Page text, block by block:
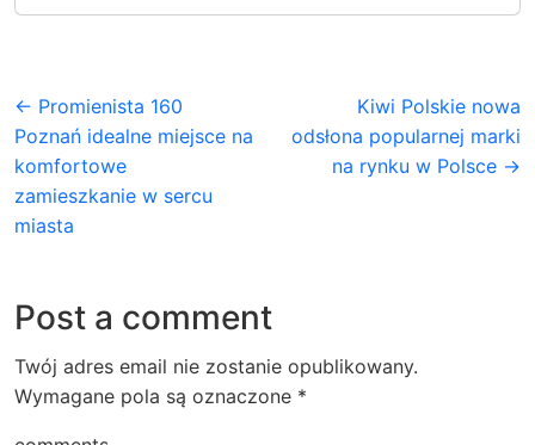
← Promienista 160
Poznań idealne miejsce na
komfortowe
zamieszkanie w sercu
miasta
Kiwi Polskie nowa
odsłona popularnej marki
na rynku w Polsce →
Post a comment
Twój adres email nie zostanie opublikowany.
Wymagane pola są oznaczone *